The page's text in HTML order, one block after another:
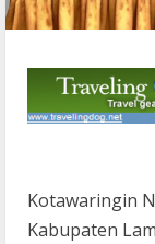
Kotawaringin
Kabupaten